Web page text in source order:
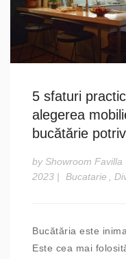
5 sfaturi
alegerea
bucătărie
by Showroom Favilla
2023 | Bucatarie
Bucătăria este
Este cea mai